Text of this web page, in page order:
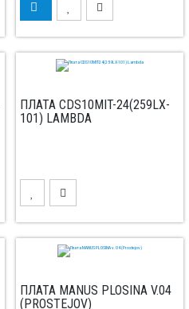
ПЛАТА CDS10MIT-24(259LX-
101) LAMBDA
ПЛАТА MANUS PLOSINA V.04
(PROSTEJOV)